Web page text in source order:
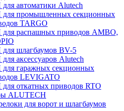
автоматики Alutech
промышленных секционных
TARGO
распашных приводов AMBO,
шлагбаумов BV-5
аксессуаров Alutech
гаражных секционных
LEVIGATO
откатных приводов RTO
ALUTECH
для ворот и шлагбаумов